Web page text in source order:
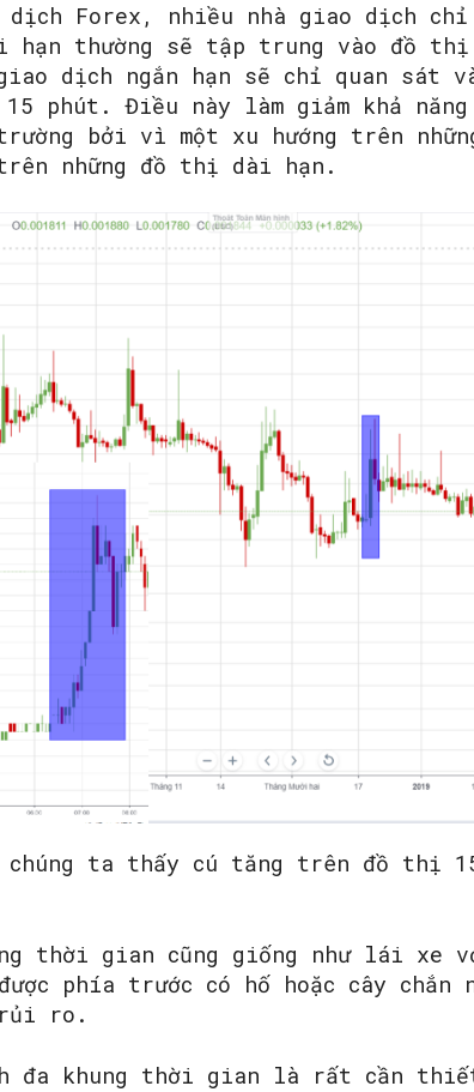
dịch Forex, nhiều nhà giao dịch
hạn thường sẽ tập trung vào đồ
dịch ngắn hạn sẽ chỉ quan sát
phút. Điều này làm giảm khả năng
bởi vì một xu hướng trên
những đồ thị dài hạn.
chúng ta thấy cú tăng trên đồ thị
thời gian cũng giống như lái xe
phía trước có hố hoặc cây chắn
rủi ro.
đa khung thời gian là rất cần